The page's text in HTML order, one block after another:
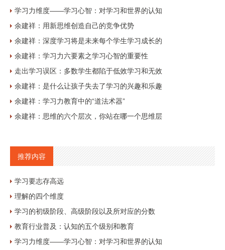
学习力维度——学习心智：对学习和世界的认知
余建祥：用新思维创造自己的竞争优势
余建祥：深度学习将是未来每个学生学习成长的
余建祥：学习力六要素之学习心智的重要性
走出学习误区：多数学生都陷于低效学习和无效
余建祥：是什么让孩子失去了学习的兴趣和乐趣
余建祥：学习力教育中的“道法术器”
余建祥：思维的六个层次，你站在哪一个思维层
推荐内容
学习要志存高远
理解的四个维度
学习的初级阶段、高级阶段以及所对应的分数
教育行业普及：认知的五个级别和教育
学习力维度——学习心智：对学习和世界的认知